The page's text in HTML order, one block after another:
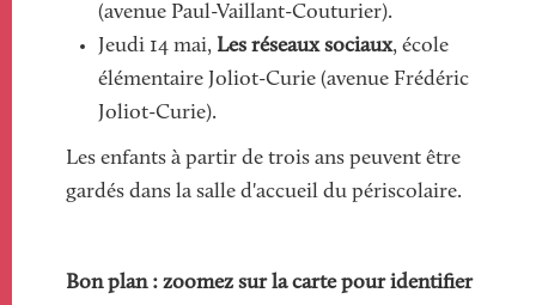
(avenue Paul-Vaillant-Couturier).
Jeudi 14 mai, Les réseaux sociaux, école
élémentaire Joliot-Curie (avenue Frédéric
Joliot-Curie).
Les enfants à partir de trois ans peuvent être
gardés dans la salle d'accueil du périscolaire.
Bon plan : zoomez sur la carte pour identifier